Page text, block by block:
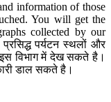
information of those
You will get the
collected by our
पर्यटन स्थलों और
विभाग में देख सकते है।
डाल सकते है।